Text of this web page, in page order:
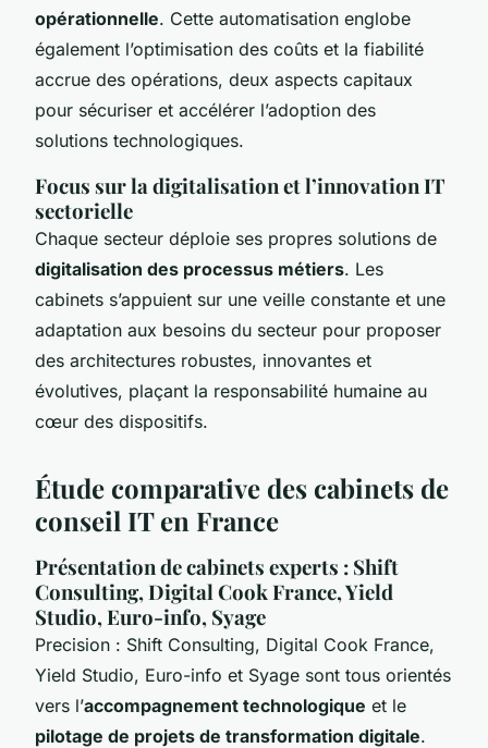
opérationnelle. Cette automatisation englobe
également l’optimisation des coûts et la fiabilité
accrue des opérations, deux aspects capitaux
pour sécuriser et accélérer l’adoption des
solutions technologiques.
Focus sur la digitalisation et l’innovation IT
sectorielle
Chaque secteur déploie ses propres solutions de
digitalisation des processus métiers. Les
cabinets s’appuient sur une veille constante et une
adaptation aux besoins du secteur pour proposer
des architectures robustes, innovantes et
évolutives, plaçant la responsabilité humaine au
cœur des dispositifs.
Étude comparative des cabinets de
conseil IT en France
Présentation de cabinets experts : Shift
Consulting, Digital Cook France, Yield
Studio, Euro-info, Syage
Precision : Shift Consulting, Digital Cook France,
Yield Studio, Euro-info et Syage sont tous orientés
vers l’accompagnement technologique et le
pilotage de projets de transformation digitale.